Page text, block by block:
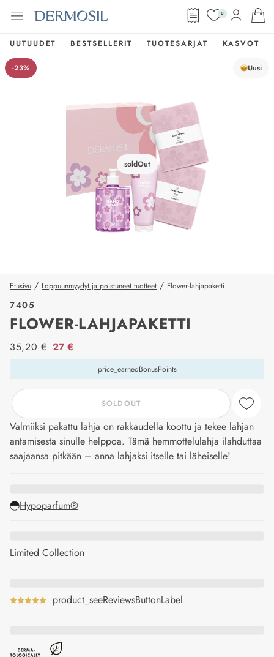
0
UUTUUDET BESTSELLERIT TUOTESARJAT KASVOT
soldOut
-23% Uusi
Etusivu / Loppuunmyydyt ja poistuneet tuotteet / Flower-lahjapaketti
7405
FLOWER-LAHJAPAKETTI
price_label
35,20 € 27 €
price_earnedBonusPoints
SOLDOUT
Valmiiksi pakattu lahja on rakkaudella koottu ja tekee lahjan
antamisesta sinulle helppoa. Tämä hemmottelulahja ilahduttaa
saajaansa pitkään – anna lahjaksi itselle tai läheiselle!
Hypoparfum®
Limited Collection
product_seeReviewsButtonLabel